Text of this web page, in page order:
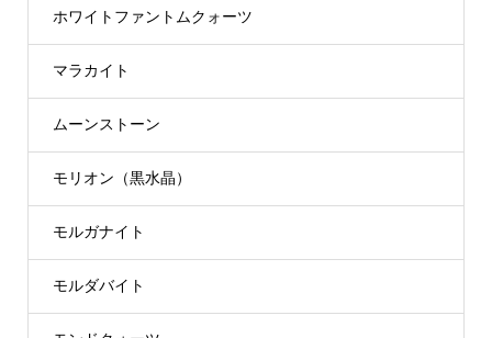
ホワイトファントムクォーツ
マラカイト
ムーンストーン
モリオン（黒水晶）
モルガナイト
モルダバイト